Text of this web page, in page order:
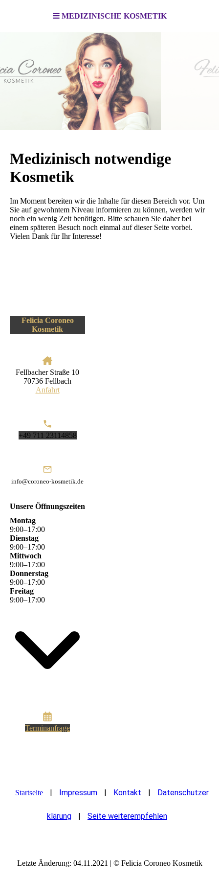
MEDIZINISCHE KOSMETIK
Medizinisch notwendige
Kosmetik
Im Moment bereiten wir die Inhalte für diesen Bereich vor. Um
Sie auf gewohntem Niveau informieren zu können, werden wir
noch ein wenig Zeit benötigen. Bitte schauen Sie daher bei
einem späteren Besuch noch einmal auf dieser Seite vorbei.
Vielen Dank für Ihr Interesse!
Felicia Coroneo
Kosmetik
Fellbacher Straße 10
70736 Fellbach
Anfahrt
+49 711 23114858
info@coroneo-kosmetik.de
Unsere Öffnungszeiten
Montag
9:00–17:00
Dienstag
9:00–17:00
Mittwoch
9:00–17:00
Donnerstag
9:00–17:00
Freitag
9:00–17:00
Terminanfrage
Startseite | Impressum | Kontakt | Datenschutzer
klärung | Seite weiterempfehlen
Letzte Änderung: 04.11.2021 | © Felicia Coroneo Kosmetik